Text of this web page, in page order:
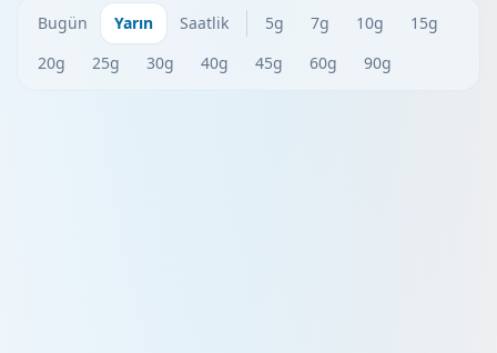
Bugün Yarın Saatlik 5g 7g 10g
15g
20g
25g 30g 40g 45g 60g 90g